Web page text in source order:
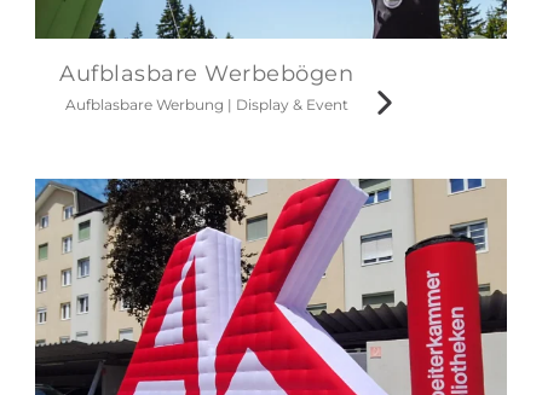
Aufblasbare Werbebögen
Aufblasbare Werbung | Display & Event